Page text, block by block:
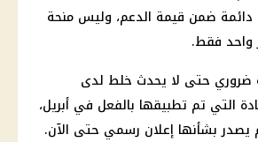
دائمة ضمن قيمة الدعم، وليس منحة
واحد فقط.
ضروري حتى لا يحدث خلط لدى
التي تم تطبيقها بالفعل في أبريل،
يصدر بشأنها إعلان رسمي حتى الآن.